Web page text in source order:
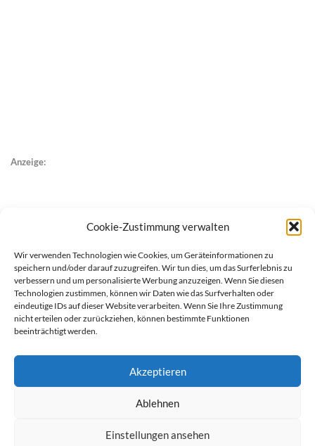
Cookie-Zustimmung verwalten
Wir verwenden Technologien wie Cookies, um Geräteinformationen zu
speichern und/oder darauf zuzugreifen. Wir tun dies, um das Surferlebnis zu
verbessern und um personalisierte Werbung anzuzeigen. Wenn Sie diesen
Technologien zustimmen, können wir Daten wie das Surfverhalten oder
eindeutige IDs auf dieser Website verarbeiten. Wenn Sie Ihre Zustimmung
nicht erteilen oder zurückziehen, können bestimmte Funktionen
beeinträchtigt werden.
Akzeptieren
Ablehnen
Einstellungen ansehen
Anzeige: